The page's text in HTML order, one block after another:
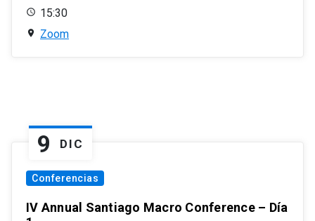
15:30
Zoom
9 DIC
Conferencias
IV Annual Santiago Macro Conference – Día